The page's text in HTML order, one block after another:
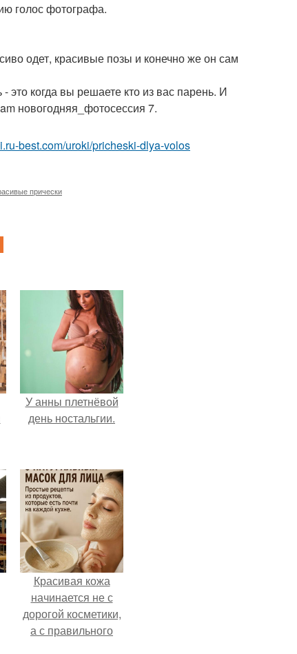
голос фотографа.
одет, красивые позы и конечно же он сам
когда вы решаете кто из вас парень. И
новогодняя_фотосессия 7.
best.com/uroki/pricheski-dlya-volos
прически
У анны плетнёвой
день ностальгии.
Красивая кожа
начинается не с
дорогой косметики,
а с правильного